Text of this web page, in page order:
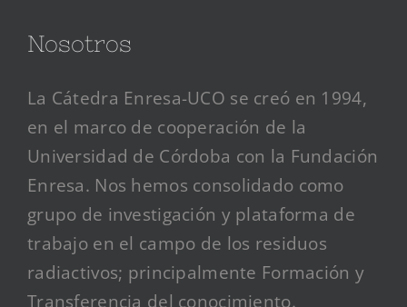
Nosotros
La Cátedra Enresa-UCO se creó en 1994,
en el marco de cooperación de la
Universidad de Córdoba con la Fundación
Enresa. Nos hemos consolidado como
grupo de investigación y plataforma de
trabajo en el campo de los residuos
radiactivos; principalmente Formación y
Transferencia del conocimiento.